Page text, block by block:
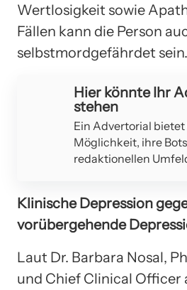
Wertlosigkeit sowie
Fällen kann die Person
selbstmordgefährdet sein.
Hier könnte Ihr
stehen
Ein Advertorial
Möglichkeit, ihre
redaktionellen
Klinische Depression
vorübergehende
Laut Dr. Barbara Nosal,
und Chief Clinical Officer